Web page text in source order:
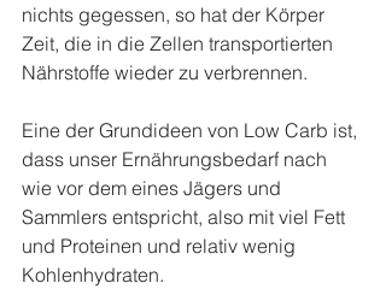
nichts gegessen, so hat der Körper
Zeit, die in die Zellen transportierten
Nährstoffe wieder zu verbrennen.
Eine der Grundideen von Low Carb ist,
dass unser Ernährungsbedarf nach
wie vor dem eines Jägers und
Sammlers entspricht, also mit viel Fett
und Proteinen und relativ wenig
Kohlenhydraten.